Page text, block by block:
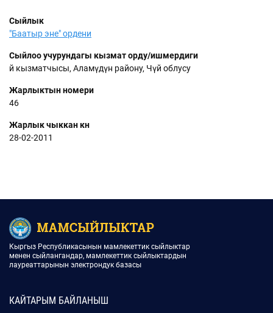
Сыйлык
"Баатыр эне" ордени
Сыйлоо учурундагы кызмат орду/ишмердиги
Үй кызматчысы, Аламүдүн району, Чүй облусу
Жарлыктын номери
46
Жарлык чыккан күнү
28-02-2011
Кыргыз Республикасынын мамлекеттик сыйлыктар
менен сыйлангандар, мамлекеттик сыйлыктардын
лауреаттарынын электрондук базасы
КАЙТАРЫМ БАЙЛАНЫШ